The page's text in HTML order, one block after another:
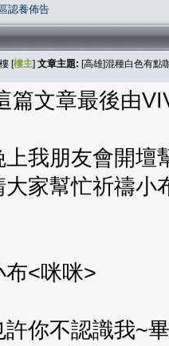
認養佈告
[樓主] 文章主題: [高雄]混種白色有點
篇文章最後由
上我朋友會開壇
大家幫忙祈禱小
布<咪咪>
許你不認識我~